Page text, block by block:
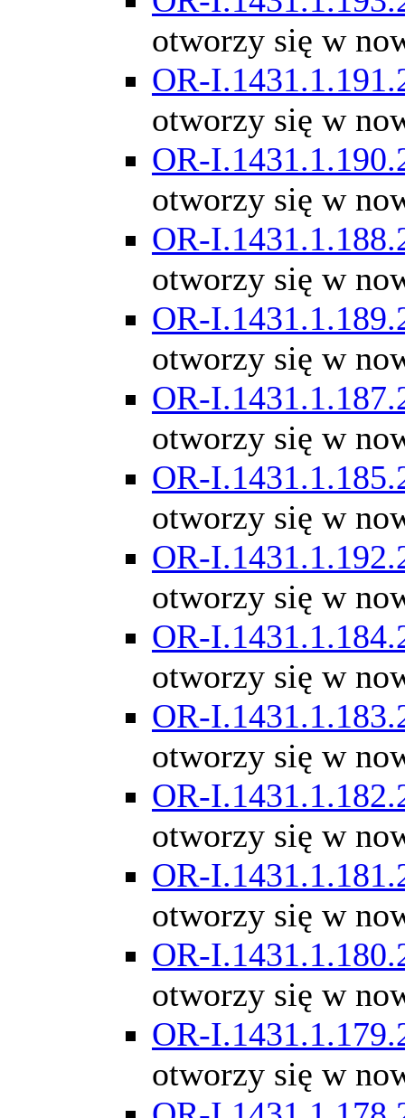
otworzy się w
OR-
otworzy się w
OR-
otworzy się w
OR-
otworzy się w
OR-
otworzy się w
OR-
otworzy się w
OR-
otworzy się w
OR-
otworzy się w
OR-
otworzy się w
OR-
otworzy się w
OR-
otworzy się w
OR-
otworzy się w
OR-
otworzy się w
OR-
otworzy się w